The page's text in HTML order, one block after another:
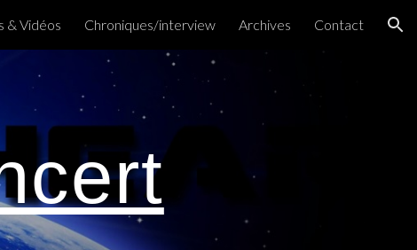
& Vidéos Chroniques/interview Archives Contact